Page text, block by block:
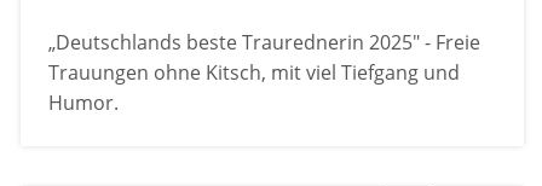
„Deutschlands beste Traurednerin 2025" - Freie
Trauungen ohne Kitsch, mit viel Tiefgang und
Humor.